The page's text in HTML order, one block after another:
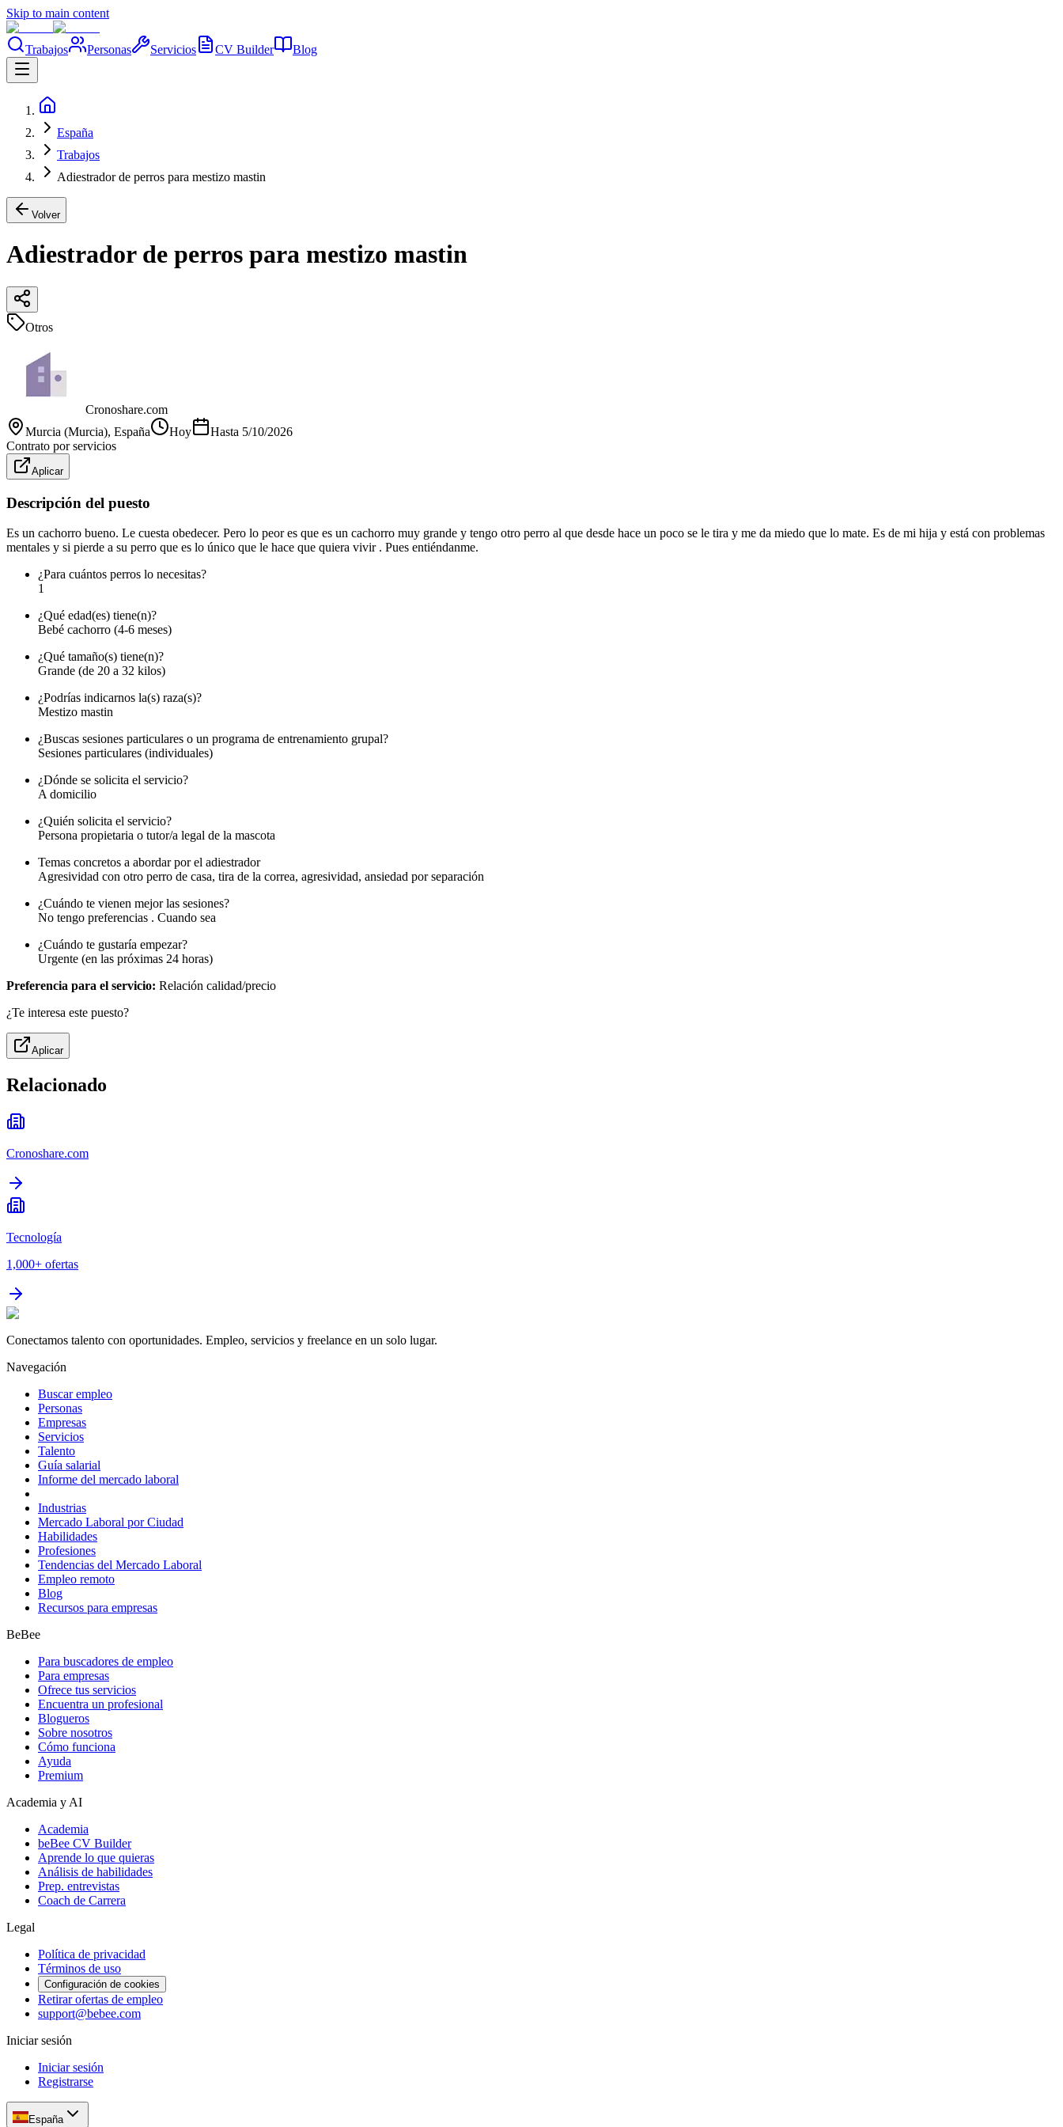
Skip to main content
Trabajos Personas Servicios CV Builder Blog
España
Trabajos
Adiestrador de perros para mestizo mastin
Volver
Adiestrador de perros para mestizo mastin
Otros
Cronoshare.com
Murcia (Murcia), España Hoy Hasta 5/10/2026
Contrato por servicios
Aplicar
Descripción del puesto
Es un cachorro bueno. Le cuesta obedecer. Pero lo peor es que es un cachorro muy grande y tengo otro perro al que desde hace un poco se le tira y me da miedo que lo mate. Es de mi hija y está con problemas
mentales y si pierde a su perro que es lo único que le hace que quiera vivir . Pues entiéndanme.
¿Para cuántos perros lo necesitas?
1
¿Qué edad(es) tiene(n)?
Bebé cachorro (4-6 meses)
¿Qué tamaño(s) tiene(n)?
Grande (de 20 a 32 kilos)
¿Podrías indicarnos la(s) raza(s)?
Mestizo mastin
¿Buscas sesiones particulares o un programa de entrenamiento grupal?
Sesiones particulares (individuales)
¿Dónde se solicita el servicio?
A domicilio
¿Quién solicita el servicio?
Persona propietaria o tutor/a legal de la mascota
Temas concretos a abordar por el adiestrador
Agresividad con otro perro de casa, tira de la correa, agresividad, ansiedad por separación
¿Cuándo te vienen mejor las sesiones?
No tengo preferencias . Cuando sea
¿Cuándo te gustaría empezar?
Urgente (en las próximas 24 horas)
Preferencia para el servicio: Relación calidad/precio
¿Te interesa este puesto?
Aplicar
Relacionado
Cronoshare.com
Tecnología
1,000+ ofertas
Conectamos talento con oportunidades. Empleo, servicios y freelance en un solo lugar.
Navegación
Buscar empleo
Personas
Empresas
Servicios
Talento
Guía salarial
Informe del mercado laboral
Industrias
Mercado Laboral por Ciudad
Habilidades
Profesiones
Tendencias del Mercado Laboral
Empleo remoto
Blog
Recursos para empresas
BeBee
Para buscadores de empleo
Para empresas
Ofrece tus servicios
Encuentra un profesional
Blogueros
Sobre nosotros
Cómo funciona
Ayuda
Premium
Academia y AI
Academia
beBee CV Builder
Aprende lo que quieras
Análisis de habilidades
Prep. entrevistas
Coach de Carrera
Legal
Política de privacidad
Términos de uso
Configuración de cookies
Retirar ofertas de empleo
support@bebee.com
Iniciar sesión
Iniciar sesión
Registrarse
España